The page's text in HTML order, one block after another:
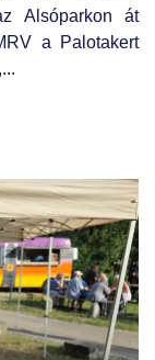
Alsóparkon át
a Palotakert